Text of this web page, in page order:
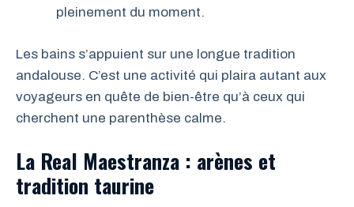
pleinement du moment.
Les bains s’appuient sur une longue tradition
andalouse. C’est une activité qui plaira autant aux
voyageurs en quête de bien-être qu’à ceux qui
cherchent une parenthèse calme.
La Real Maestranza : arènes et
tradition taurine